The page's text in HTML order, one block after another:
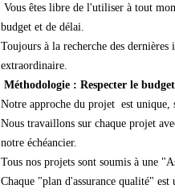
Vous êtes libre de l'utiliser à tout
budget et de délai.
Toujours à la recherche des
extraordinaire.
Méthodologie : Respecter le
Notre approche du projet est unique,
Nous travaillons sur chaque projet
notre échéancier.
Tous nos projets sont soumis à une
Chaque "plan d'assurance qualité"